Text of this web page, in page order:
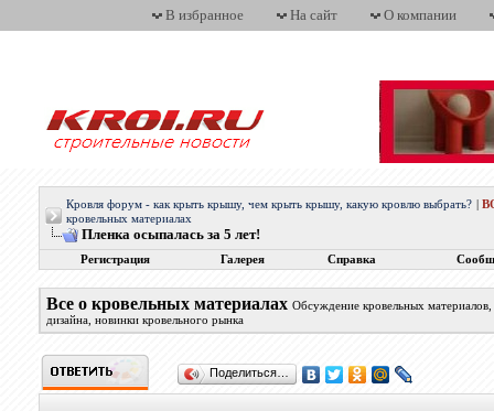
В избранное На сайт О компании
Кровля форум - как крыть крышу, чем крыть крышу, какую кровлю выбрать?
кровельных материалах
Пленка осыпалась за 5 лет!
Регистрация Галерея Справка
Все о кровельных материалах Обсуждение кровельных
дизайна, новинки кровельного рынка
Поделиться…